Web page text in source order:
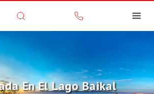
En El Lago Baikal